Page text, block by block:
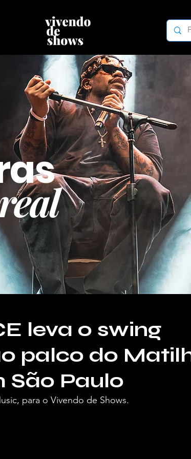
leva o swing
palco do
São Paulo
para o Vivendo de Shows.